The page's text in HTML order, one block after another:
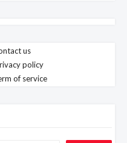
us
policy
of service